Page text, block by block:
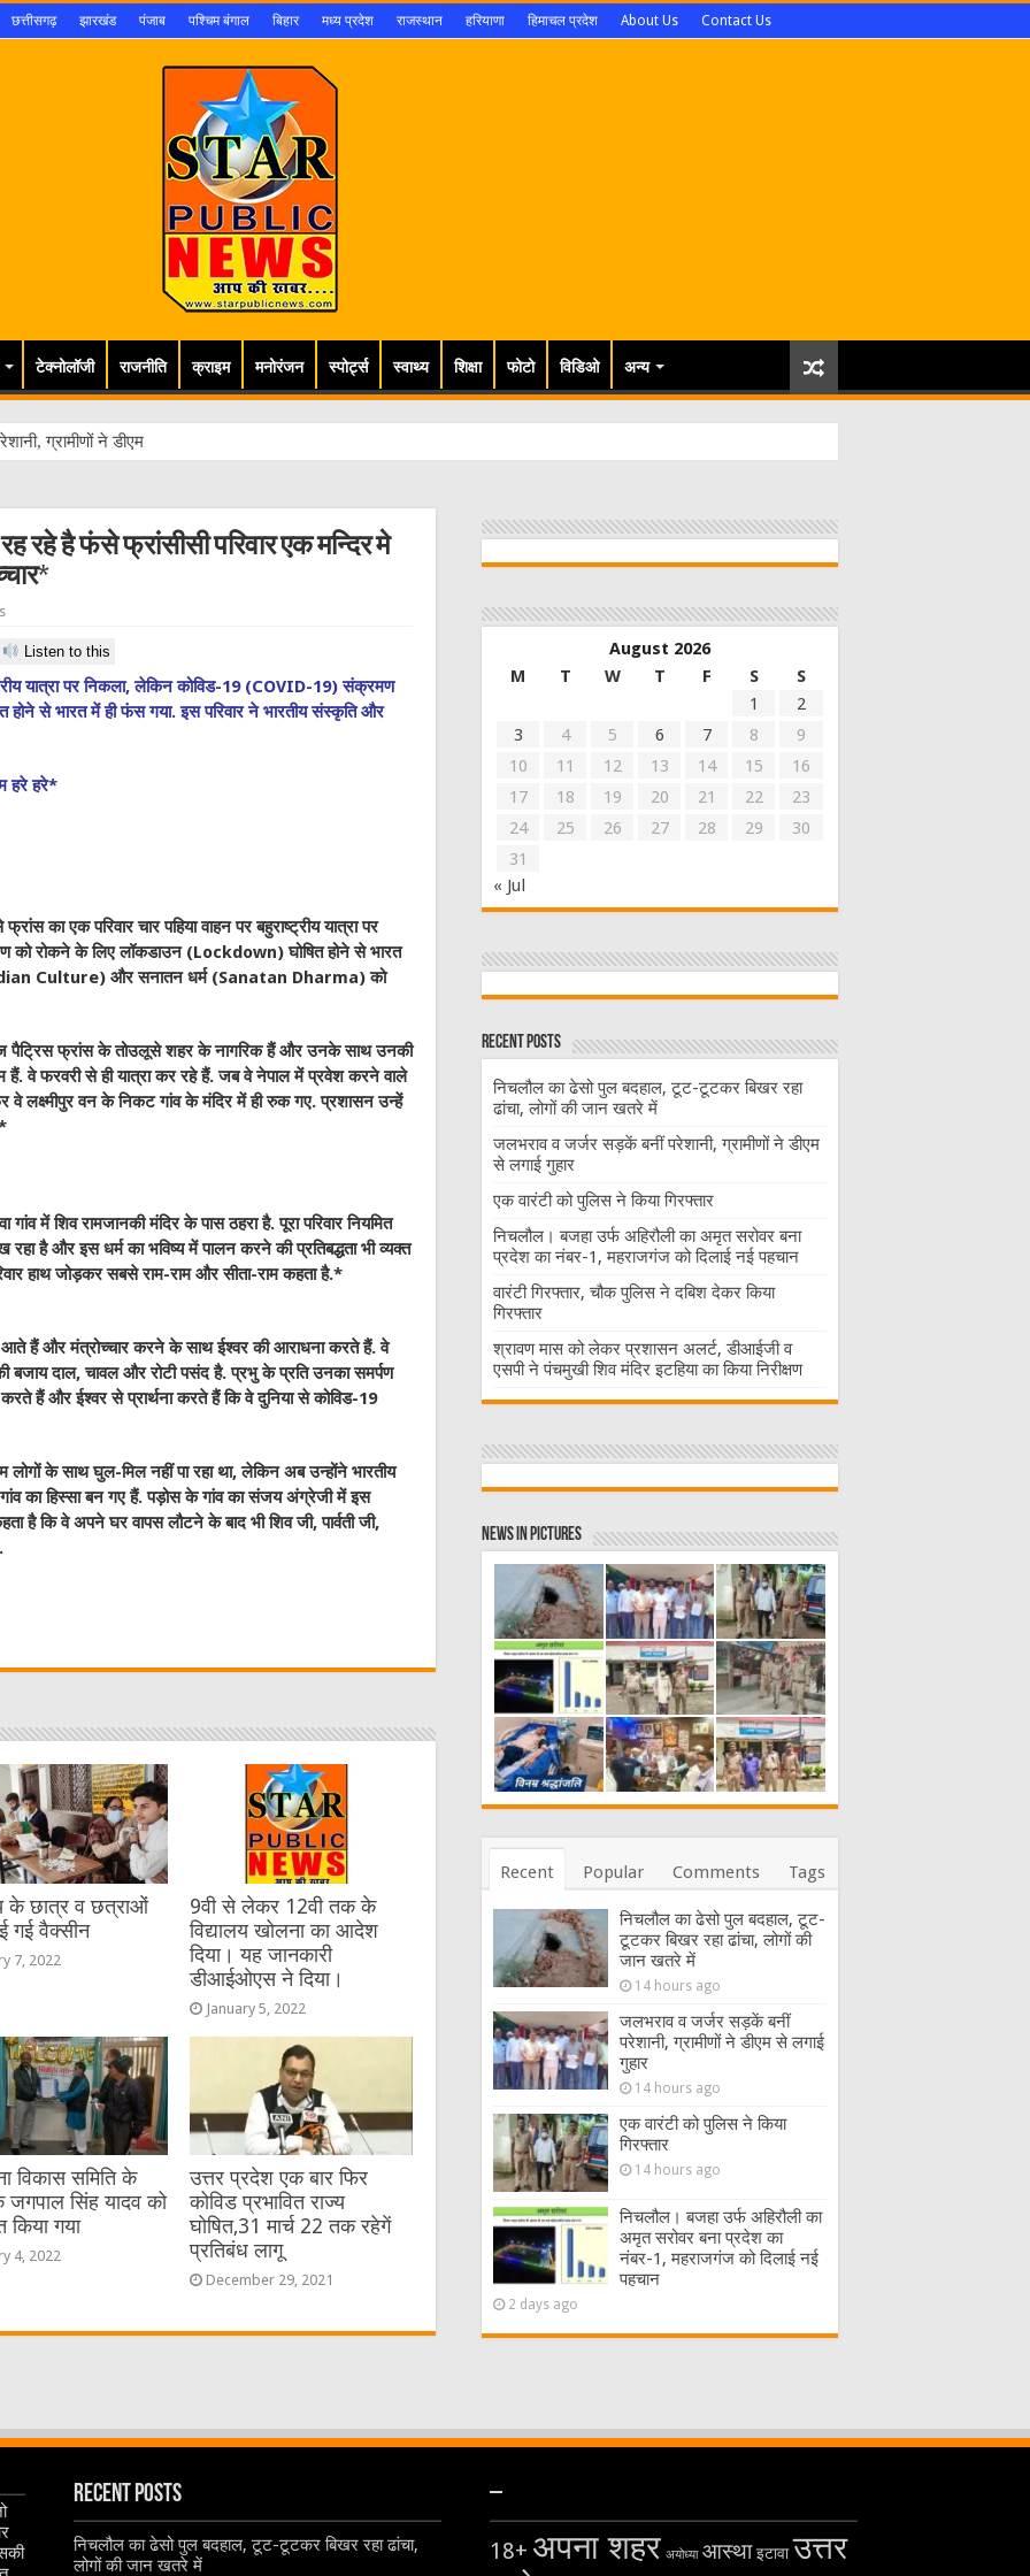
छत्तीसगढ़ झारखंड पंजाब पश्चिम बंगाल बिहार मध्य प्रदेश राजस्थान हरियाणा हिमाचल प्रदेश About Us Contact Us
टेक्नोलॉजी राजनीति क्राइम मनोरंजन स्पोर्ट्स स्वाथ्य शिक्षा फोटो विडिओ अन्य
ग्रामीणों ने डीएम से लगाई गुहार
रहे है फंसे फ्रांसीसी परिवार एक मन्दिर मे
Listen to this
यात्रा पर निकला, लेकिन कोविड-19 (COVID-19) संक्रमण
से भारत में ही फंस गया. इस परिवार ने भारतीय संस्कृति और
हरे हरे*
का एक परिवार चार पहिया वाहन पर बहुराष्ट्रीय यात्रा पर
रोकने के लिए लॉकडाउन (Lockdown) घोषित होने से भारत
Culture) और सनातन धर्म (Sanatan Dharma) को
पैट्रिस फ्रांस के तोउलूसे शहर के नागरिक हैं और उनके साथ उनकी
हैं. वे फरवरी से ही यात्रा कर रहे हैं. जब वे नेपाल में प्रवेश करने वाले
वे लक्ष्मीपुर वन के निकट गांव के मंदिर में ही रुक गए. प्रशासन उन्हें
में शिव रामजानकी मंदिर के पास ठहरा है. पूरा परिवार नियमित
है और इस धर्म का भविष्य में पालन करने की प्रतिबद्धता भी व्यक्त
हाथ जोड़कर सबसे राम-राम और सीता-राम कहता है.*
हैं और मंत्रोच्चार करने के साथ ईश्वर की आराधना करते हैं. वे
बजाय दाल, चावल और रोटी पसंद है. प्रभु के प्रति उनका समर्पण
हैं और ईश्वर से प्रार्थना करते हैं कि वे दुनिया से कोविड-19
लोगों के साथ घुल-मिल नहीं पा रहा था, लेकिन अब उन्होंने भारतीय
का हिस्सा बन गए हैं. पड़ोस के गांव का संजय अंग्रेजी में इस
है कि वे अपने घर वापस लौटने के बाद भी शिव जी, पार्वती जी,
के छात्र व छत्राओं
गई वैक्सीन
7, 2022
9वी से लेकर 12वी तक के
विद्यालय खोलना का आदेश
दिया। यह जानकारी
डीआईओएस ने दिया।
January 5, 2022
विकास समिति के
सिंह यादव को
किया गया
4, 2022
उत्तर प्रदेश एक बार फिर
कोविड प्रभावित राज्य
घोषित,31 मार्च 22 तक रहेगें
प्रतिबंध लागू
December 29, 2021
August 2026
M
T W T F S
S
1
2
3
4 5 6 7 8
9
10
11 12 13 14 15
16
17
18 19 20 21 22
23
24
25 26 27 28 29
30
31
« Jul
Recent Posts
निचलौल का ढेसो पुल बदहाल, टूट-टूटकर बिखर रहा
ढांचा, लोगों की जान खतरे में
जलभराव व जर्जर सड़कें बनीं परेशानी, ग्रामीणों ने डीएम
से लगाई गुहार
एक वारंटी को पुलिस ने किया गिरफ्तार
निचलौल। बजहा उर्फ अहिरौली का अमृत सरोवर बना
प्रदेश का नंबर-1, महराजगंज को दिलाई नई पहचान
वारंटी गिरफ्तार, चौक पुलिस ने दबिश देकर किया
गिरफ्तार
श्रावण मास को लेकर प्रशासन अलर्ट, डीआईजी व
एसपी ने पंचमुखी शिव मंदिर इटहिया का किया निरीक्षण
News in Pictures
Recent Popular Comments Tags
निचलौल का ढेसो पुल बदहाल, टूट-
टूटकर बिखर रहा ढांचा, लोगों की
जान खतरे में
14 hours ago
जलभराव व जर्जर सड़कें बनीं
परेशानी, ग्रामीणों ने डीएम से लगाई
गुहार
14 hours ago
एक वारंटी को पुलिस ने किया
गिरफ्तार
14 hours ago
निचलौल। बजहा उर्फ अहिरौली का
अमृत सरोवर बना प्रदेश का
नंबर-1, महराजगंज को दिलाई नई
पहचान
2 days ago
Recent Posts
निचलौल का ढेसो पुल बदहाल, टूट-टूटकर बिखर रहा ढांचा,
लोगों की जान खतरे में
–
18+ अपना शहर अयोध्या आस्था इटावा उत्तर